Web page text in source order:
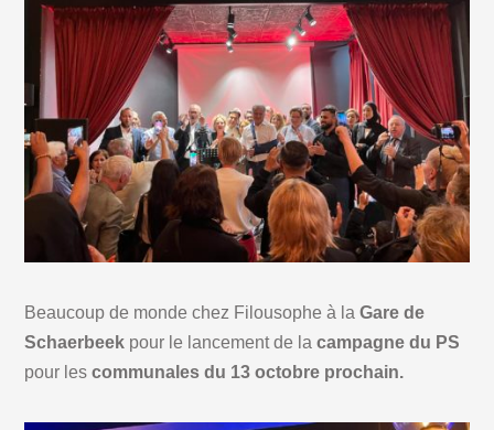
Beaucoup de monde chez Filousophe à laGare de
Schaerbeek pour le lancement de la campagne du PS
pour les communales du 13 octobre prochain.